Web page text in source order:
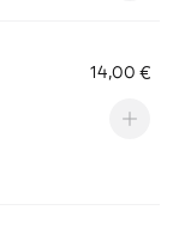
14,00 €